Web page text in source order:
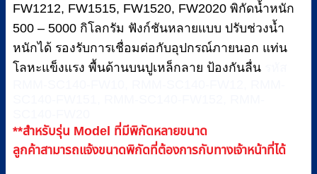
FW1212, FW1515, FW1520, FW2020 พิกัดน้ำหนัก
500 – 5000 กิโลกรัม ฟังก์ชันหลายแบบ ปรับช่วงน้ำ
หนักได้ รองรับการเชื่อมต่อกับอุปกรณ์ภายนอก แท่น
โลหะแข็งแรง พื้นด้านบนปูเหล็กลาย ป้องกันลื่น
**สำหรับรุ่น Model ที่มีพิกัดหลายขนาด
ลูกค้าสามารถแจ้งขนาดพิกัดที่ต้องการกับทางเจ้าหน้าที่ได้